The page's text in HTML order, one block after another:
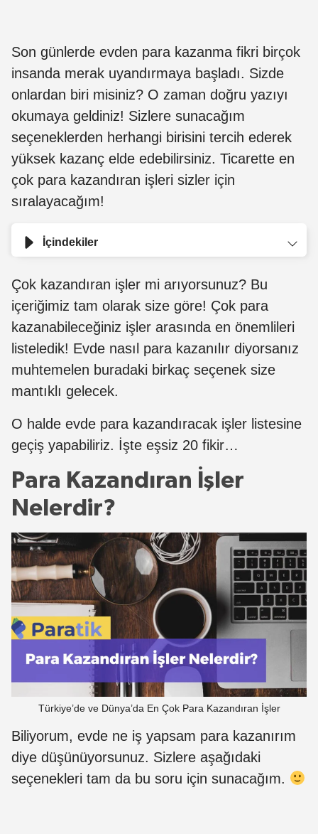
Son günlerde evden para kazanma fikri birçok
insanda merak uyandırmaya başladı. Sizde
onlardan biri misiniz? O zaman doğru yazıyı
okumaya geldiniz! Sizlere sunacağım
seçeneklerden herhangi birisini tercih ederek
yüksek kazanç elde edebilirsiniz. Ticarette en
çok para kazandıran işleri sizler için
sıralayacağım!
İçindekiler
Çok kazandıran işler mi arıyorsunuz? Bu
içeriğimiz tam olarak size göre! Çok para
kazanabileceğiniz işler arasında en önemlileri
listeledik! Evde nasıl para kazanılır diyorsanız
muhtemelen buradaki birkaç seçenek size
mantıklı gelecek.
O halde evde para kazandıracak işler listesine
geçiş yapabiliriz. İşte eşsiz 20 fikir…
Para Kazandıran İşler
Nelerdir?
Türkiye’de ve Dünya’da En Çok Para Kazandıran İşler
Biliyorum, evde ne iş yapsam para kazanırım
diye düşünüyorsunuz. Sizlere aşağıdaki
seçenekleri tam da bu soru için sunacağım.